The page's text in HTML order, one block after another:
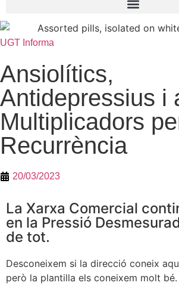
UGT Informa
Ansiolítics,
Antidepressius i
Multiplicadors
Recurrència
20/03/2023
La Xarxa Comercial
en la Pressió
de tot.
Desconeixem si la direcció coneix
però la plantilla els coneixem molt bé.